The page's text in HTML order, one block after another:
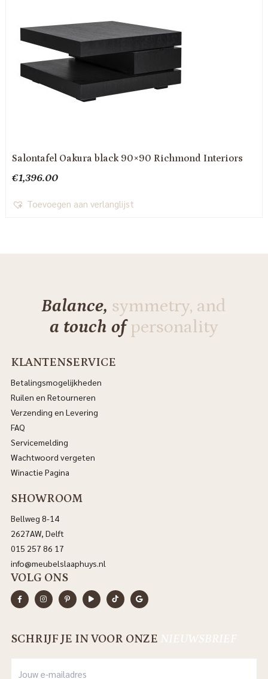
Salontafel Oakura black 90×90 Richmond Interiors
€1,396.00
Toevoegen aan verlanglijst
Balance, symmetry, and
a touch ofpersonality
KLANTENSERVICE
Betalingsmogelijkheden
Ruilen en Retourneren
Verzending en Levering
FAQ
Servicemelding
Wachtwoord vergeten
Winactie Pagina
SHOWROOM
Bellweg 8-14
2627AW, Delft
015 257 86 17
info@meubelslaaphuys.nl
VOLG ONS
SCHRIJF JE IN VOOR ONZE NIEUWSBRIEF